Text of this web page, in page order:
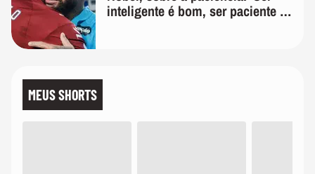
inteligente é bom, ser paciente é
MEUS SHORTS